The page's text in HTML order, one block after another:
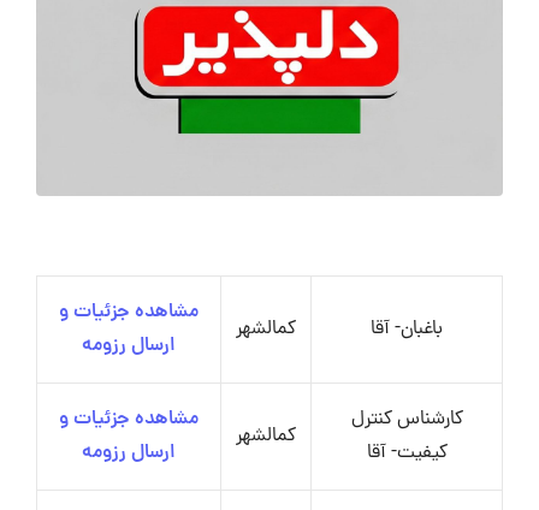
باغبان- آقا کمالشهر
مشاهده جزئیات و
ارسال رزومه
کارشناس کنترل
کیفیت- آقا
کمالشهر
مشاهده جزئیات و
ارسال رزومه